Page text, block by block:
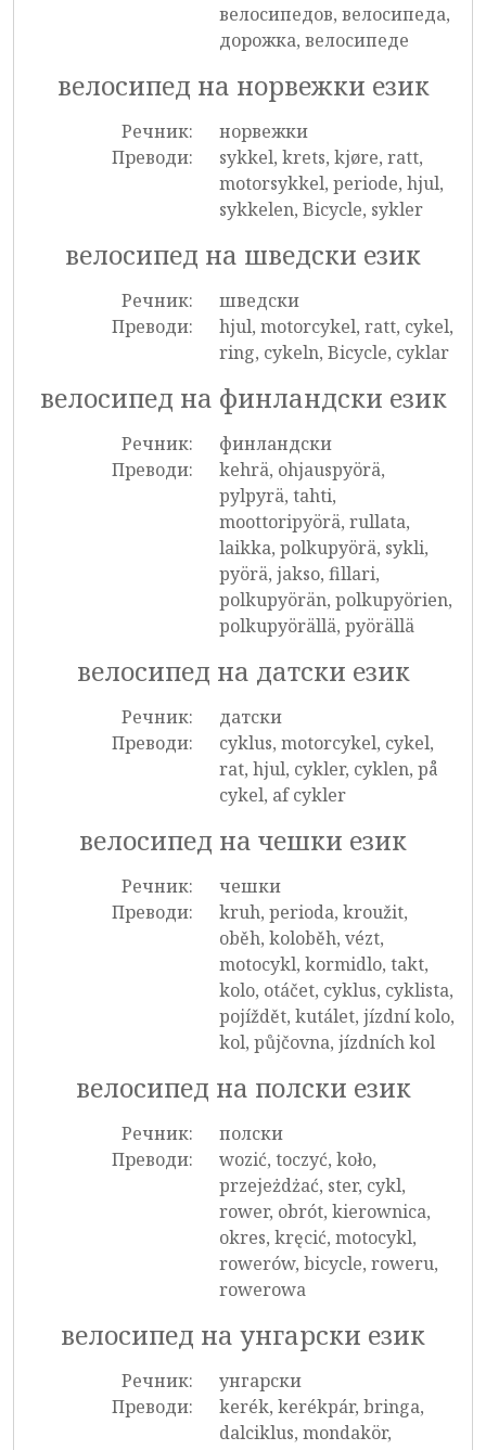
велосипедов, велосипеда,
дорожка, велосипеде
велосипед на норвежки език
Речник:
норвежки
Преводи:
sykkel, krets, kjøre, ratt,
motorsykkel, periode, hjul,
sykkelen, Bicycle, sykler
велосипед на шведски език
Речник:
шведски
Преводи:
hjul, motorcykel, ratt, cykel,
ring, cykeln, Bicycle, cyklar
велосипед на финландски език
Речник:
финландски
Преводи:
kehrä, ohjauspyörä,
pylpyrä, tahti,
moottoripyörä, rullata,
laikka, polkupyörä, sykli,
pyörä, jakso, fillari,
polkupyörän, polkupyörien,
polkupyörällä, pyörällä
велосипед на датски език
Речник:
датски
Преводи:
cyklus, motorcykel, cykel,
rat, hjul, cykler, cyklen, på
cykel, af cykler
велосипед на чешки език
Речник:
чешки
Преводи:
kruh, perioda, kroužit,
oběh, koloběh, vézt,
motocykl, kormidlo, takt,
kolo, otáčet, cyklus, cyklista,
pojíždět, kutálet, jízdní kolo,
kol, půjčovna, jízdních kol
велосипед на полски език
Речник:
полски
Преводи:
wozić, toczyć, koło,
przejeżdżać, ster, cykl,
rower, obrót, kierownica,
okres, kręcić, motocykl,
rowerów, bicycle, roweru,
rowerowa
велосипед на унгарски език
Речник:
унгарски
Преводи:
kerék, kerékpár, bringa,
dalciklus, mondakör,